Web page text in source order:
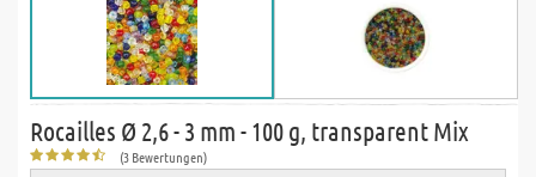
Rocailles Ø 2,6 - 3 mm - 100 g, transparent Mix
(3 Bewertungen)